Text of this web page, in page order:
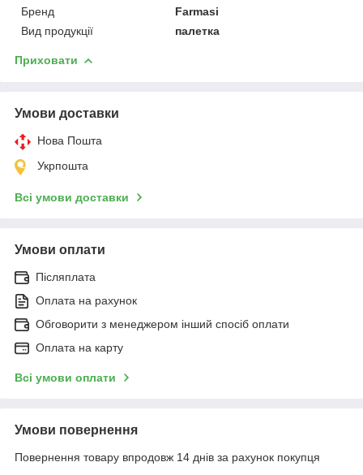
Бренд
Farmasi
Вид продукції
палетка
Приховати
Умови доставки
Нова Пошта
Укрпошта
Всі умови доставки
Умови оплати
Післяплата
Оплата на рахунок
Обговорити з менеджером інший спосіб оплати
Оплата на карту
Всі умови оплати
Умови повернення
Повернення товару впродовж 14 днів за рахунок покупця